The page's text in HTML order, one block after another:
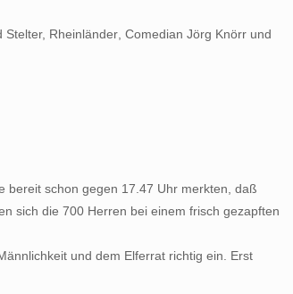
Rheinländer, Comedian Jörg Knörr und
bereit schon gegen 17.47 Uhr merkten, daß
sich die 700 Herren bei einem frisch gezapften
und dem Elferrat richtig ein. Erst